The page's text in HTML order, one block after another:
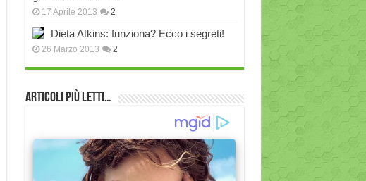
17 Aprile 2013 2
Dieta Atkins: funziona? Ecco i segreti!
26 Marzo 2013 2
Articoli più Letti…